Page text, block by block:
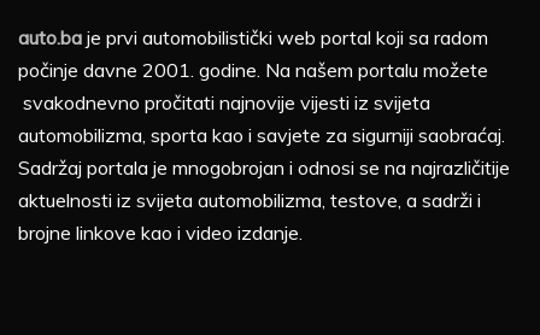
auto.ba je prvi automobilistički web portal koji sa radom
počinje davne 2001. godine. Na našem portalu možete
svakodnevno pročitati najnovije vijesti iz svijeta
automobilizma, sporta kao i savjete za sigurniji saobraćaj.
Sadržaj portala je mnogobrojan i odnosi se na najrazličitije
aktuelnosti iz svijeta automobilizma, testove, a sadrži i
brojne linkove kao i video izdanje.